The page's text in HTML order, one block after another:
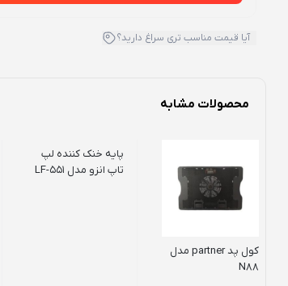
آیا قیمت مناسب تری سراغ دارید؟
محصولات مشابه
کول پد partner مدل
N88
پایه خنک کننده لپ
تاپ انزو مدل LF-551